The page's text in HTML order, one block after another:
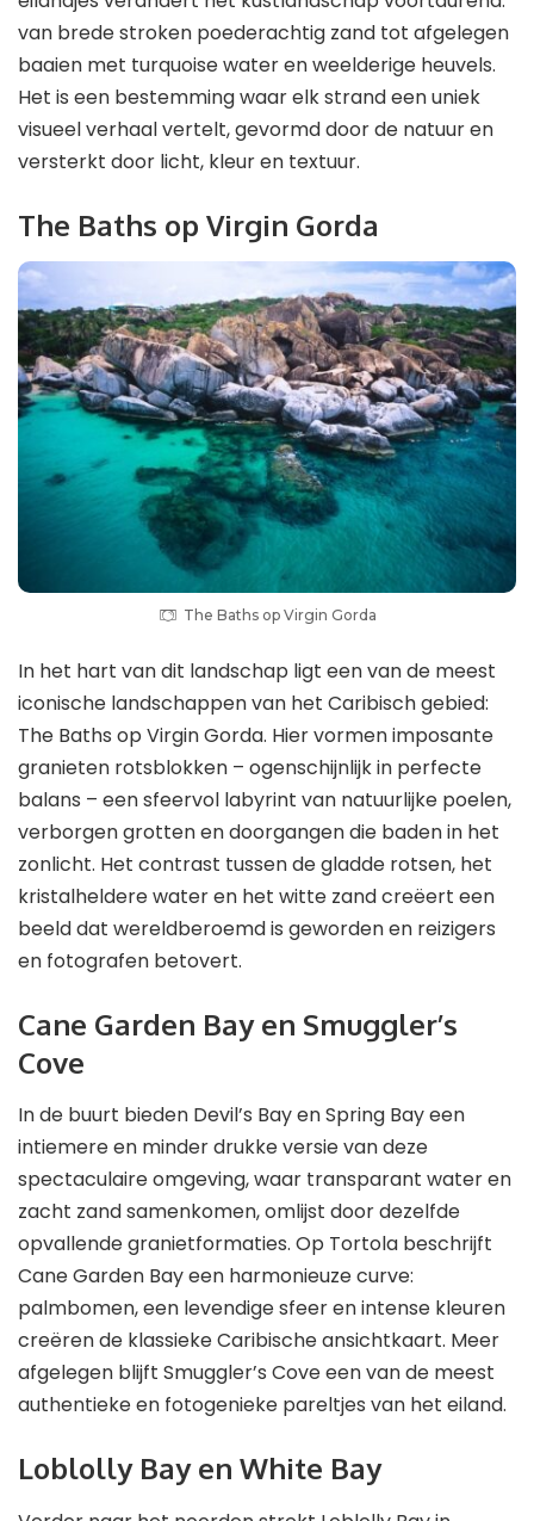
van brede stroken poederachtig zand tot afgelegen
baaien met turquoise water en weelderige heuvels.
Het is een bestemming waar elk strand een uniek
visueel verhaal vertelt, gevormd door de natuur en
versterkt door licht, kleur en textuur.
The Baths op Virgin Gorda
The Baths op Virgin Gorda
In het hart van dit landschap ligt een van de meest
iconische landschappen van het Caribisch gebied:
The Baths op Virgin Gorda. Hier vormen imposante
granieten rotsblokken – ogenschijnlijk in perfecte
balans – een sfeervol labyrint van natuurlijke poelen,
verborgen grotten en doorgangen die baden in het
zonlicht. Het contrast tussen de gladde rotsen, het
kristalheldere water en het witte zand creëert een
beeld dat wereldberoemd is geworden en reizigers
en fotografen betovert.
Cane Garden Bay en Smuggler’s
Cove
In de buurt bieden Devil’s Bay en Spring Bay een
intiemere en minder drukke versie van deze
spectaculaire omgeving, waar transparant water en
zacht zand samenkomen, omlijst door dezelfde
opvallende granietformaties. Op Tortola beschrijft
Cane Garden Bay een harmonieuze curve:
palmbomen, een levendige sfeer en intense kleuren
creëren de klassieke Caribische ansichtkaart. Meer
afgelegen blijft Smuggler’s Cove een van de meest
authentieke en fotogenieke pareltjes van het eiland.
Loblolly Bay en White Bay